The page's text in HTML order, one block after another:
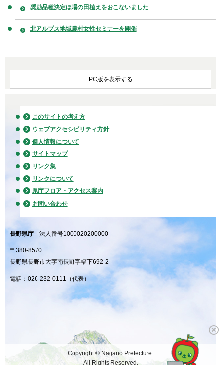
奨励品種決定ほ場の田植えをおこないました
北アルプス地域農村女性セミナーを開催
PC版を表示する
このサイトの考え方
ウェブアクセシビリティ方針
個人情報について
サイトマップ
リンク集
リンクについて
県庁フロア・アクセス案内
お問い合わせ
長野県庁 法人番号1000020200000
〒380-8570
長野県長野市大字南長野字幅下692-2
電話：026-232-0111（代表）
Copyright © Nagano Prefecture.
All Rights Reserved.